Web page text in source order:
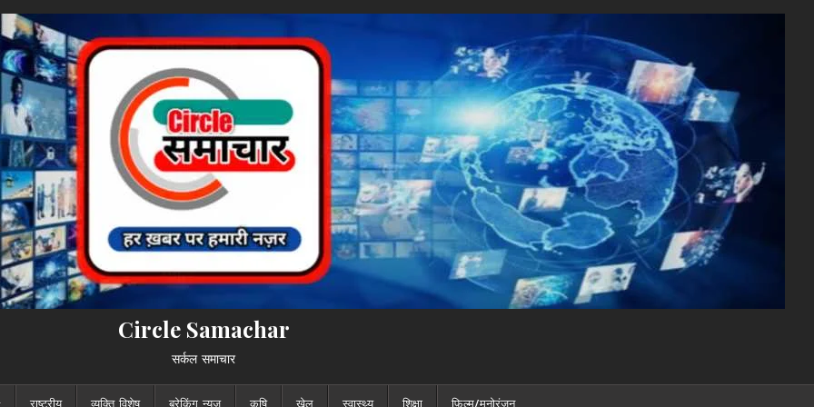
Circle Samachar
सर्कल समाचार